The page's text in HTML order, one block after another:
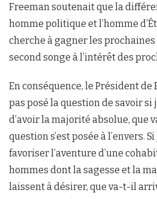
Freeman soutenait que la
homme politique et l’homme
cherche à gagner les
second songe à l’intérêt des
En conséquence, le Président de
pas posé la question de savoir
d’avoir la majorité absolue, que
question s’est posée à l’envers.
favoriser l’aventure d’une
hommes dont la sagesse et la
laissent à désirer, que va-t-il